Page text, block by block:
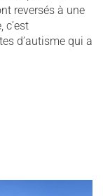
reversés à une
c’est
d’autisme qui a